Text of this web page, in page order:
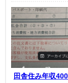
田舎住み年収